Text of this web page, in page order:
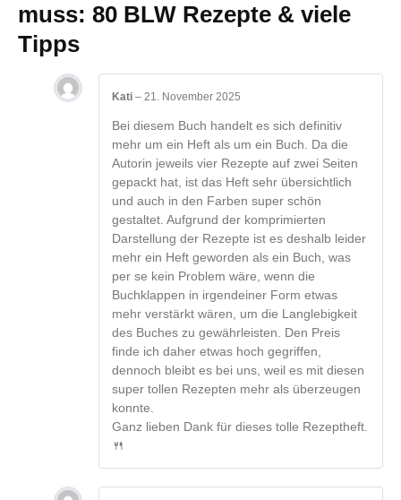
muss: 80 BLW Rezepte & viele
Tipps
Kati – 21. November 2025
Bei diesem Buch handelt es sich definitiv
mehr um ein Heft als um ein Buch. Da die
Autorin jeweils vier Rezepte auf zwei Seiten
gepackt hat, ist das Heft sehr übersichtlich
und auch in den Farben super schön
gestaltet. Aufgrund der komprimierten
Darstellung der Rezepte ist es deshalb leider
mehr ein Heft geworden als ein Buch, was
per se kein Problem wäre, wenn die
Buchklappen in irgendeiner Form etwas
mehr verstärkt wären, um die Langlebigkeit
des Buches zu gewährleisten. Den Preis
finde ich daher etwas hoch gegriffen,
dennoch bleibt es bei uns, weil es mit diesen
super tollen Rezepten mehr als überzeugen
konnte.
Ganz lieben Dank für dieses tolle Rezeptheft.
🍴